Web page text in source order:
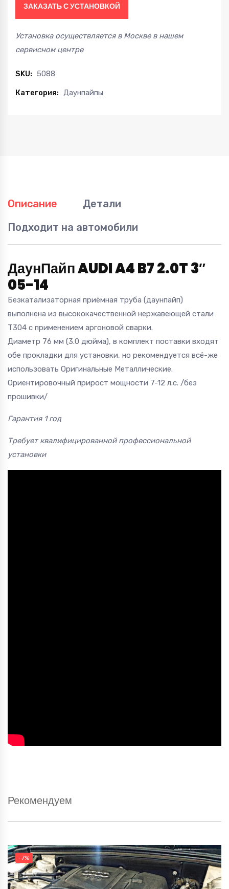
14
quantity
ЗАКАЗАТЬ С УСТАНОВКОЙ
Установка осуществляется в Москве в нашем
сервисном центре
SKU: 5088
Категория: Даунпайпы
Описание
Детали
Подходит на автомобили
ДаунПайп AUDI A4 B7 2.0T 3″
05-14
Безкатализаторная приёмная труба (даунпайп)
выполнена из высококачественной нержавеющей стали
T304 с применением аргоновой сварки.
Диаметр 76 мм (3.0 дюйма), в комплект поставки входят
обе прокладки для установки, но рекомендуется всё-же
использовать Оригинальные Металлические.
Ориентировочный прирост мощности 7-12 л.с. /без
прошивки/
Гарантия 1 год
Требует квалифицированной профессиональной
установки
Рекомендуем
-7%